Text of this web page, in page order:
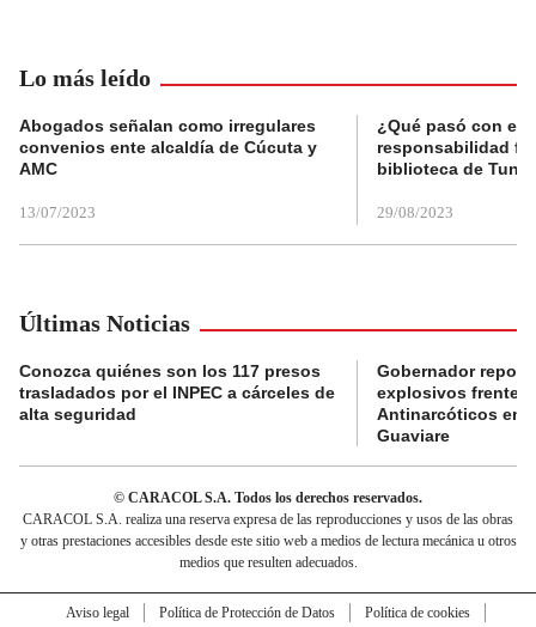
Lo más leído
Abogados señalan como irregulares
convenios ente alcaldía de Cúcuta y
AMC
13/07/2023
¿Qué pasó con el
responsabilidad
biblioteca de
29/08/2023
Últimas Noticias
Conozca quiénes son los 117 presos
trasladados por el INPEC a cárceles de
alta seguridad
Gobernador
explosivos frente a
Antinarcóticos en
Guaviare
© CARACOL S.A. Todos los derechos reservados.
CARACOL S.A. realiza una reserva expresa de las reproducciones y usos de las obras
y otras prestaciones accesibles desde este sitio web a medios de lectura mecánica u otros
medios que resulten adecuados.
Aviso legal Política de Protección de Datos
Política de cookies